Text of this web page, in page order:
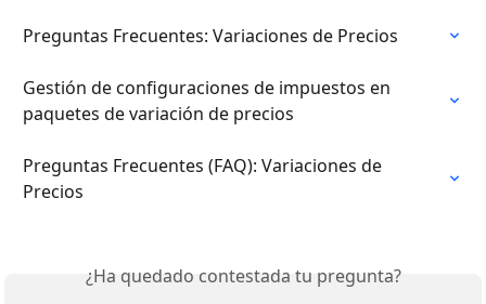
Preguntas Frecuentes: Variaciones de Precios
Gestión de configuraciones de impuestos en
paquetes de variación de precios
Preguntas Frecuentes (FAQ): Variaciones de
Precios
¿Ha quedado contestada tu pregunta?